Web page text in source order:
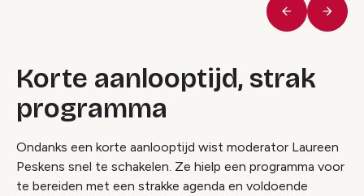
Vorige
Korte aanlooptijd, strak
programma
Ondanks een korte aanlooptijd wist moderator Laureen
Peskens snel te schakelen. Ze hielp een programma voor
te bereiden met een strakke agenda en voldoende